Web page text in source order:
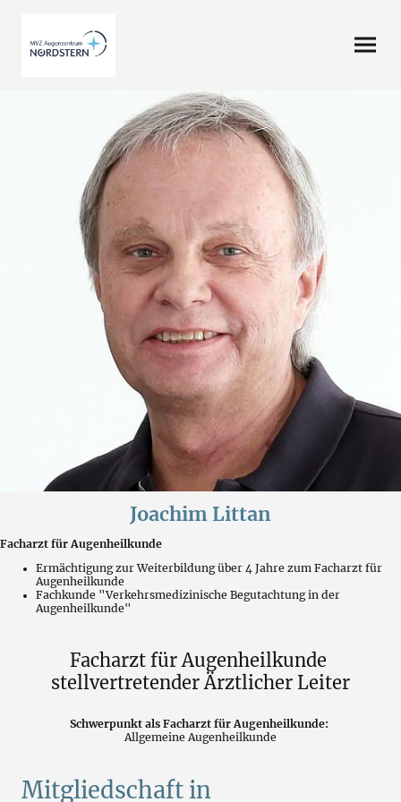
Joachim Littan
Facharzt für Augenheilkunde
Ermächtigung zur Weiterbildung über 4 Jahre zum Facharzt für
Augenheilkunde
Fachkunde "Verkehrsmedizinische Begutachtung in der
Augenheilkunde"
Facharzt für Augenheilkunde
stellvertretender Ärztlicher Leiter
Schwerpunkt als Facharzt für Augenheilkunde:
Allgemeine Augenheilkunde
Mitgliedschaft in